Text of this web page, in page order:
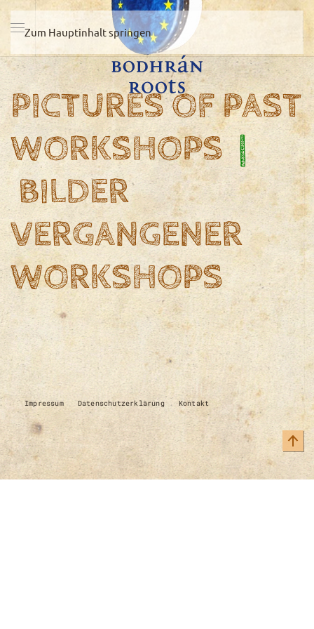
Zum Hauptinhalt springen
PICTURES OF PAST
WORKSHOPS|
BILDER
VERGANGENER
WORKSHOPS
Impressum Datenschutzerklärung Kontakt